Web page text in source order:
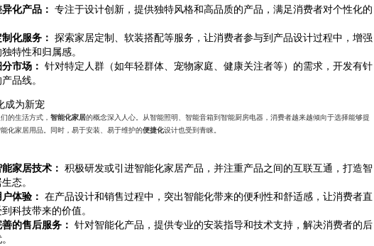
化产品： 专注于设计创新，提供独特风格和高品质的产品，满足消费者对个性化的
化服务： 探索家居定制、软装搭配等服务，让消费者参与到产品设计过程中，增强
特性和归属感。
市场： 针对特定人群（如年轻群体、宠物家庭、健康关注者等）的需求，开发有针
品线。
成为新宠
的生活方式，智能化家居的概念深入人心。从智能照明、智能音箱到智能厨房电器，消费者越来越倾向于选择能够提
化家居用品。同时，易于安装、易于维护的便捷化设计也受到青睐。
家居技术： 积极研发或引进智能化家居产品，并注重产品之间的互联互通，打造智
态。
体验： 在产品设计和销售过程中，突出智能化带来的便利性和舒适感，让消费者直
科技带来的价值。
的售后服务： 针对智能化产品，提供专业的安装指导和技术支持，解决消费者的后